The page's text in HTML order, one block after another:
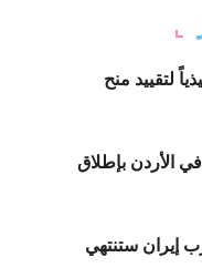
لتقييد منح
الأردن بإطلاق
إيران ستنتهي